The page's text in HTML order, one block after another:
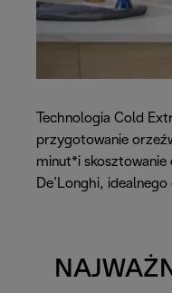
Technologia Cold
przygotowanie
minut*i skosztowanie
De’Longhi,